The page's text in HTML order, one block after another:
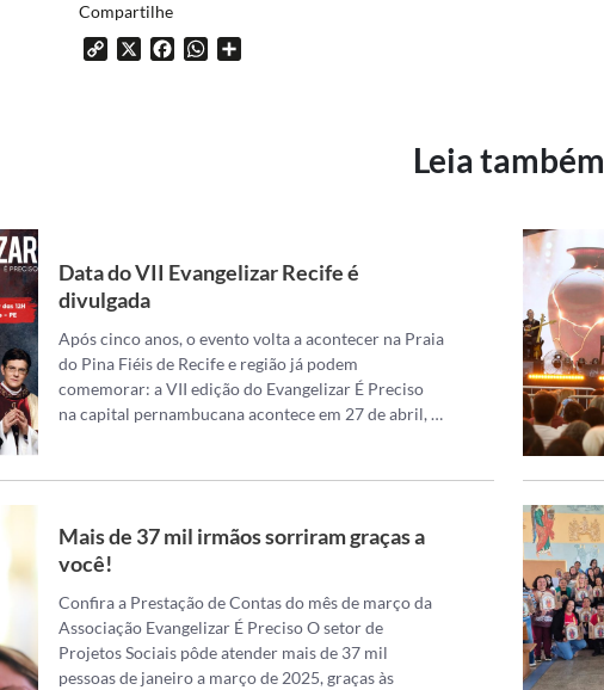
Compartilhe
Copy
FacebookWhatsApp
Leia também
Data do VII Evangelizar Recife é
divulgada
Após cinco anos, o evento volta a acontecer na Praia
do Pina Fiéis de Recife e região já podem
comemorar: a VII edição do Evangelizar É Preciso
na capital pernambucana acontece em 27 de abril, …
Mais de 37 mil irmãos sorriram graças a
você!
Confira a Prestação de Contas do mês de março da
Associação Evangelizar É Preciso O setor de
Projetos Sociais pôde atender mais de 37 mil
pessoas de janeiro a março de 2025, graças às